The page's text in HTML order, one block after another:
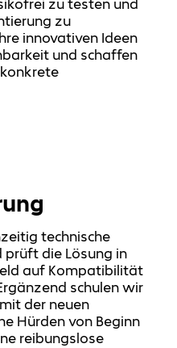
zu testen und
zu
innovativen Ideen
und schaffen
technische
prüft die Lösung in
auf Kompatibilität
schulen wir
der neuen
Hürden von Beginn
reibungslose